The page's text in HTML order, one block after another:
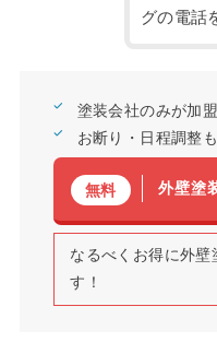
グの電話
塗装会社のみが加盟
お断り・日程調整も
無料 外壁塗
なるべくお得に外
す！